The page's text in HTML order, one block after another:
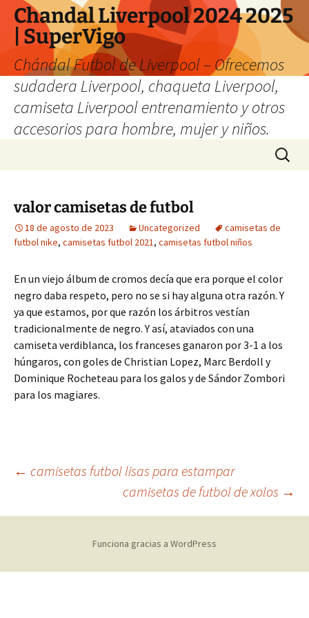
Chandal Liverpool 2024 2025
| SuperVigo
Chándal Futbol de Liverpool – Ofrecemos
sudadera Liverpool, chaqueta Liverpool,
camiseta Liverpool entrenamiento y otros
accesorios para hombre, mujer y niños.
Buscar:
valor camisetas de futbol
18 de agosto de 2023 Uncategorized
camisetas de
futbol nike, camisetas futbol 2021, camisetas futbol niños
En un viejo álbum de cromos decía que era porque el color
negro daba respeto, pero no se si hay alguna otra razón. Y
ya que estamos, por que razón los árbitros vestían
tradicionalmente de negro. Y así, ataviados con una
camiseta verdiblanca, los franceses ganaron por 3-1 a los
húngaros, con goles de Christian Lopez, Marc Berdoll y
Dominique Rocheteau para los galos y de Sándor Zombori
para los magiares.
Navegación
de
entradas
← camisetas futbol lisas para estampar
camisetas de futbol de xolos →
Funciona gracias a WordPress